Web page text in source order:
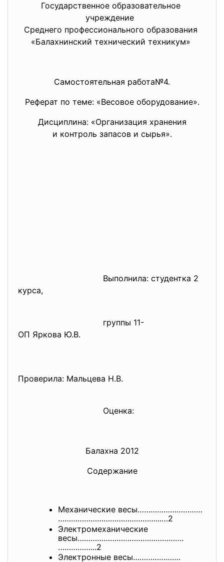
Государственное образовательное
учреждение
Среднего профессионального образования
«Балахнинский технический техникум»
Самостоятельная работа№4.
Реферат по теме: «Весовое оборудование».
Дисциплина: «Организация хранения
и контроль запасов и сырья».
Выполнила: студентка 2
курса,
группы 11-
ОП Яркова Ю.В.
Проверила: Мальцева Н.В.
Оценка:
Балахна 2012
Содержание
Механические весы…………………………
………………………………………...…2
Электромеханические
весы………………………………………….
……………...2
Электронные весы………………….